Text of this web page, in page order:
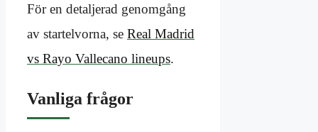
För en detaljerad genomgång
av startelvorna, se Real Madrid
vs Rayo Vallecano lineups.
Vanliga frågor